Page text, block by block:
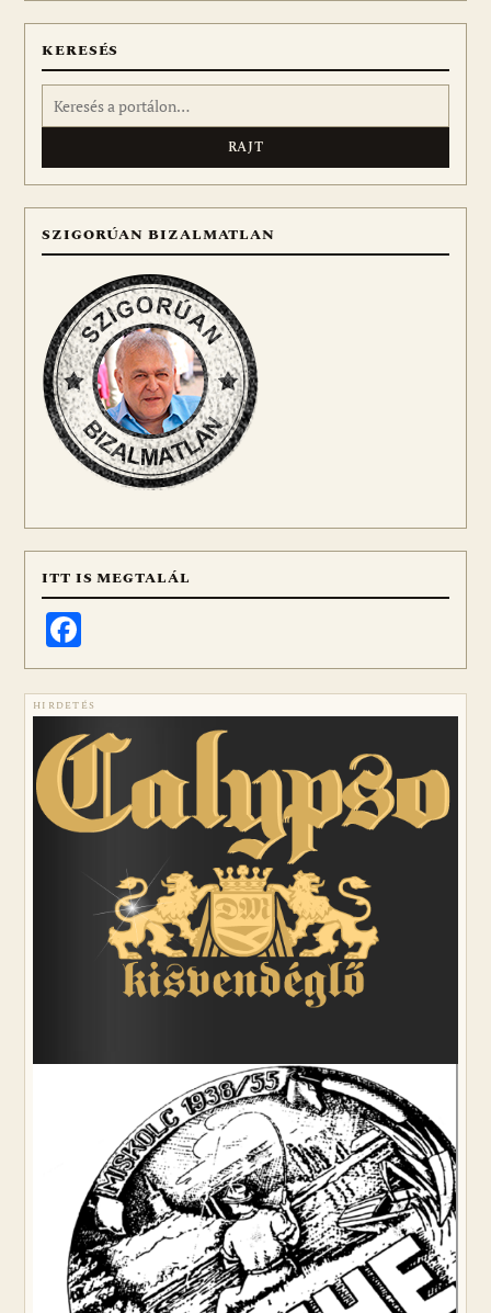
KERESÉS
Keresés:
SZIGORÚAN BIZALMATLAN
ITT IS MEGTALÁL
HIRDETÉS